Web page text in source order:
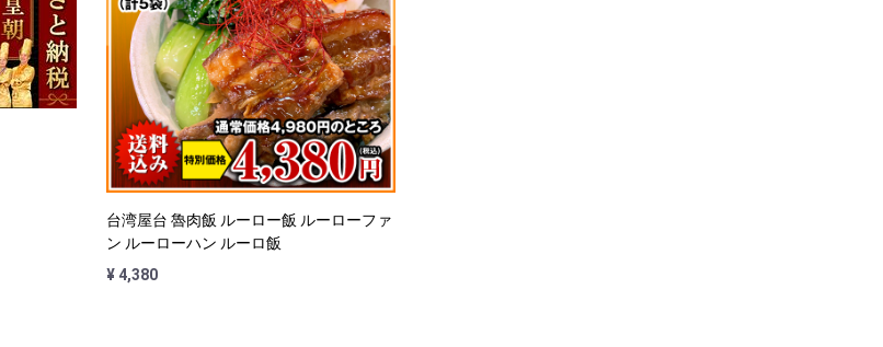
台湾屋台 魯肉飯 ルーロー飯 ルーローファ
ン ルーローハン ルーロ飯
¥ 4,380